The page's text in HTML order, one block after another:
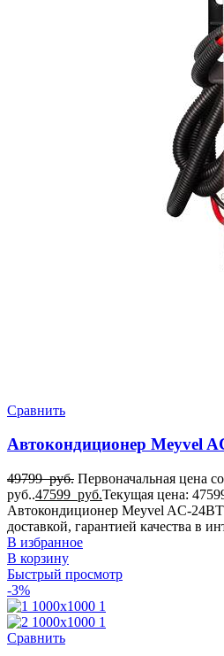
Сравнить
Автокондиционер Meyvel
49799руб. Первоначальная цена
руб..47599 руб.Текущая цена:
Автокондиционер Meyvel AC-
доставкой, гарантией качества в
В избранное
В корзину
Быстрый просмотр
-3%
Сравнить